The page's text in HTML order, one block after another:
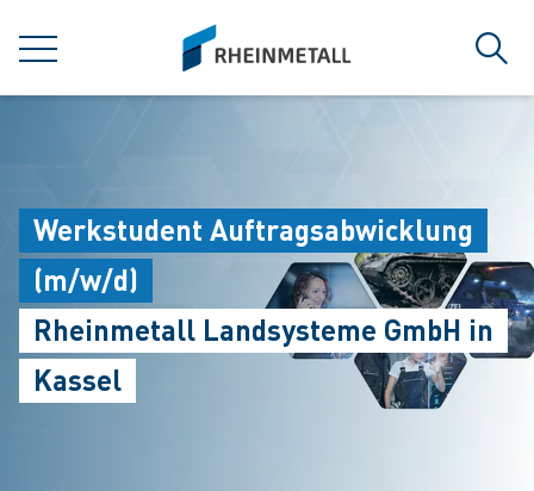
MENÜ
siteLogo
Werkstudent Auftragsabwicklung
(m/w/d)
Rheinmetall Landsysteme GmbH in
Kassel